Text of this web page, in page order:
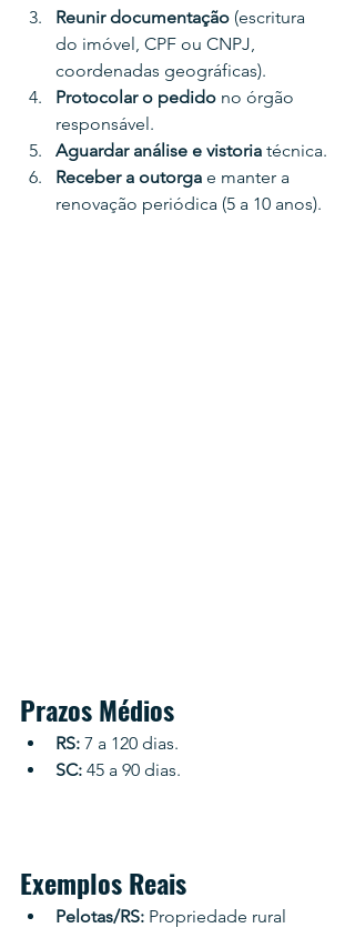
Reunir documentação (escritura
do imóvel, CPF ou CNPJ,
coordenadas geográficas).
Protocolar o pedido no órgão
responsável.
Aguardar análise e vistoria técnica.
Receber a outorga e manter a
renovação periódica (5 a 10 anos).
Prazos Médios
RS: 7 a 120 dias.
SC: 45 a 90 dias.
Exemplos Reais
Pelotas/RS: Propriedade rural